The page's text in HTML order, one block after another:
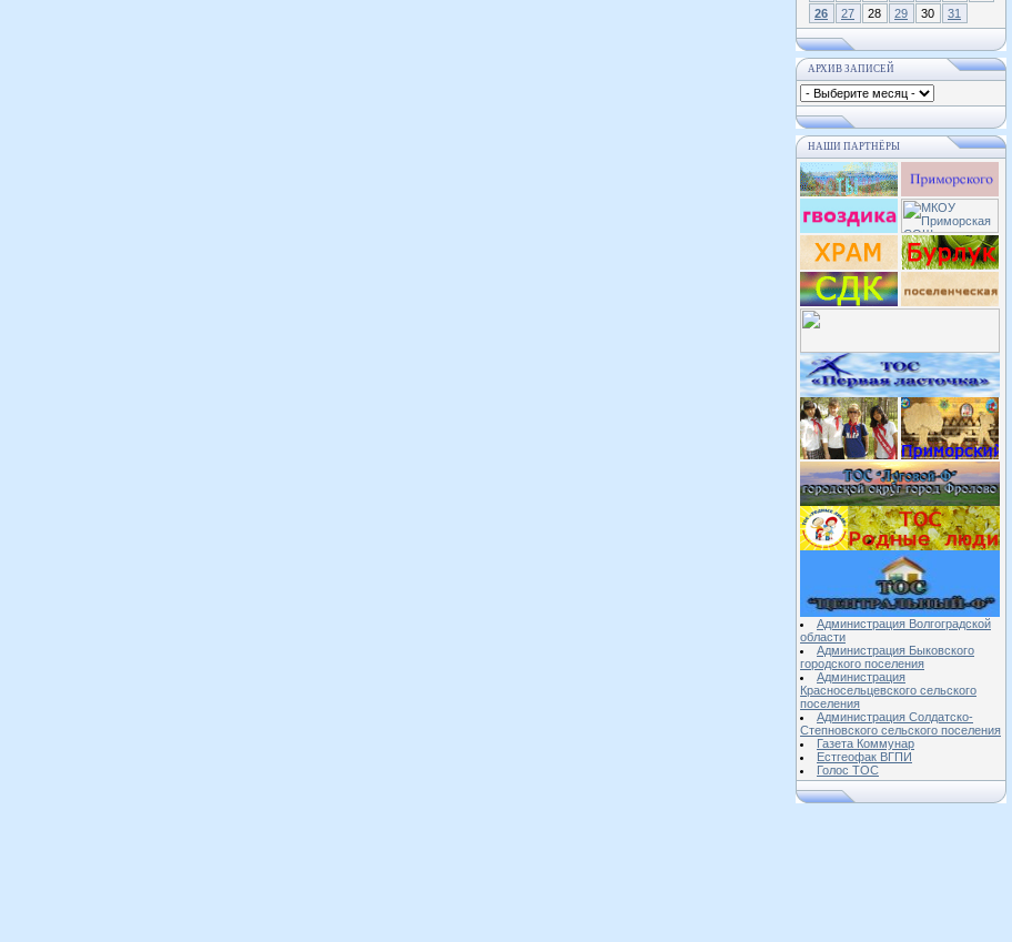
26
27 28 29 30 31
АРХИВ ЗАПИСЕЙ
НАШИ ПАРТНЁРЫ
Администрация Волгоградской
области
Администрация Быковского
городского поселения
Администрация
Красносельцевского сельского
поселения
Администрация Солдатско-
Степновского сельского поселения
Газета Коммунар
Естгеофак ВГПИ
Голос ТОС